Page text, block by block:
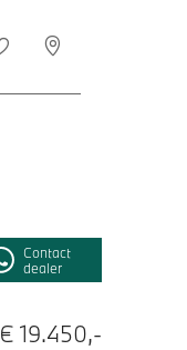
Contact
dealer
€ 19.450,-